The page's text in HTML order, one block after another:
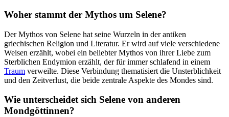
Woher stammt der Mythos um Selene?
Der Mythos von Selene‍ hat seine⁣ Wurzeln in der antiken
griechischen Religion und Literatur. Er wird auf viele verschiedene
Weisen⁤ erzählt, wobei ein beliebter Mythos von ihrer Liebe zum
Sterblichen Endymion erzählt, der für immer schlafend in einem
Traum verweilte. Diese Verbindung‌ thematisiert die Unsterblichkeit
und den Zeitverlust, die beide zentrale Aspekte des Mondes sind.
Wie unterscheidet sich⁣ Selene von anderen
Mondgöttinnen?